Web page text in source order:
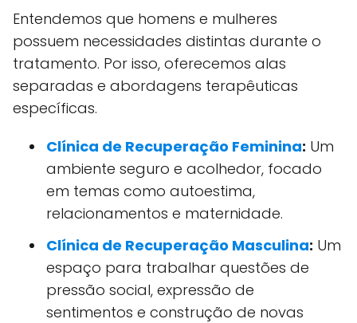
Entendemos que homens e mulheres
possuem necessidades distintas durante o
tratamento. Por isso, oferecemos alas
separadas e abordagens terapêuticas
específicas.
Clínica de Recuperação Feminina: Um
ambiente seguro e acolhedor, focado
em temas como autoestima,
relacionamentos e maternidade.
Clínica de Recuperação Masculina: Um
espaço para trabalhar questões de
pressão social, expressão de
sentimentos e construção de novas